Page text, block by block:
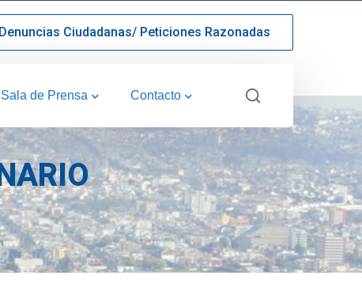
Denuncias Ciudadanas/ Peticiones Razonadas
Sala de Prensa Contacto